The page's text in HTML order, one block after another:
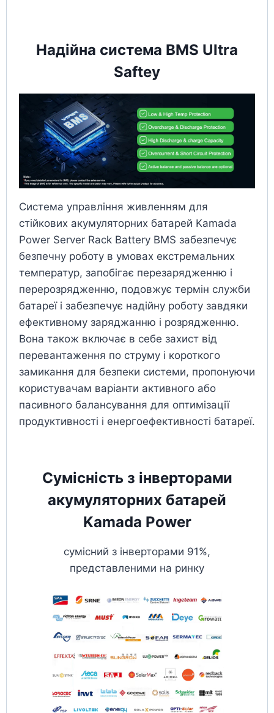
Надійна система BMS Ultra
Saftey
Система управління живленням для
стійкових акумуляторних батарей Kamada
Power Server Rack Battery BMS забезпечує
безпечну роботу в умовах екстремальних
температур, запобігає перезарядженню і
перерозрядженню, подовжує термін служби
батареї і забезпечує надійну роботу завдяки
ефективному заряджанню і розрядженню.
Вона також включає в себе захист від
перевантаження по струму і короткого
замикання для безпеки системи, пропонуючи
користувачам варіанти активного або
пасивного балансування для оптимізації
продуктивності і енергоефективності батареї.
Сумісність з інверторами
акумуляторних батарей
Kamada Power
сумісний з інверторами 91%,
представленими на ринку